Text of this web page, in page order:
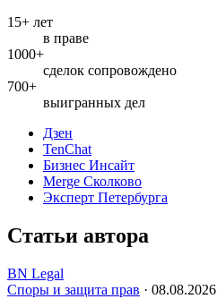
15+ лет
в праве
1000+
сделок сопровождено
700+
выигранных дел
Дзен
TenChat
Бизнес Инсайт
Merge Сколково
Эксперт Петербурга
Статьи автора
BN Legal
Споры и защита прав · 08.08.2026